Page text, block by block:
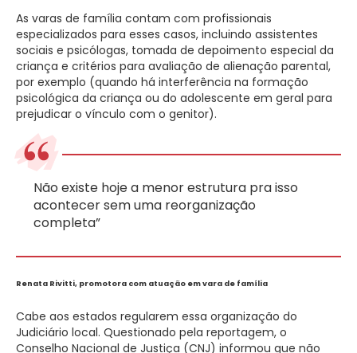
As varas de família contam com profissionais
especializados para esses casos, incluindo assistentes
sociais e psicólogas, tomada de depoimento especial da
criança e critérios para avaliação de alienação parental,
por exemplo (quando há interferência na formação
psicológica da criança ou do adolescente em geral para
prejudicar o vínculo com o genitor).
Não existe hoje a menor estrutura pra isso
acontecer sem uma reorganização
completa”
Renata Rivitti, promotora com atuação em vara de família
Cabe aos estados regularem essa organização do
Judiciário local. Questionado pela reportagem, o
Conselho Nacional de Justiça (CNJ) informou que não